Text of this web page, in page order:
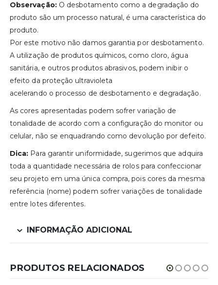
Observação:O desbotamento como a degradação do
produto são um processo natural, é uma característica do
produto.
Por este motivo não damos garantia por desbotamento.
A utilização de produtos químicos, como cloro, água
sanitária, e outros produtos abrasivos, podem inibir o
efeito da proteção ultravioleta
acelerando o processo de desbotamento e degradação.
As cores apresentadas podem sofrer variação de
tonalidade de acordo com a configuração do monitor ou
celular, não se enquadrando como devolução por defeito.
Dica: Para garantir uniformidade, sugerimos que adquira
toda a quantidade necessária de rolos para confeccionar
seu projeto em uma única compra, pois cores da mesma
referência (nome) podem sofrer variações de tonalidade
entre lotes diferentes.
INFORMAÇÃO ADICIONAL
PRODUTOS RELACIONADOS